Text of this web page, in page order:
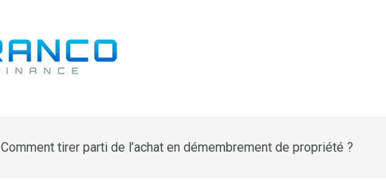
Comment tirer parti de l’achat en démembrement de propriété ?